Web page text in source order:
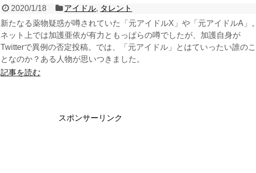
2020/1/18 アイドル, タレント
新たなる薬物疑惑が噂されていた「元アイドルX」や「元アイドルA」。
ネット上では加護亜依が有力ともっぱらの噂でしたが、加護自身が
Twitterで異例の否定投稿。では、「元アイドル」とはていったい誰のこ
となのか？ある人物が思いつきました。
記事を読む
スポンサーリンク